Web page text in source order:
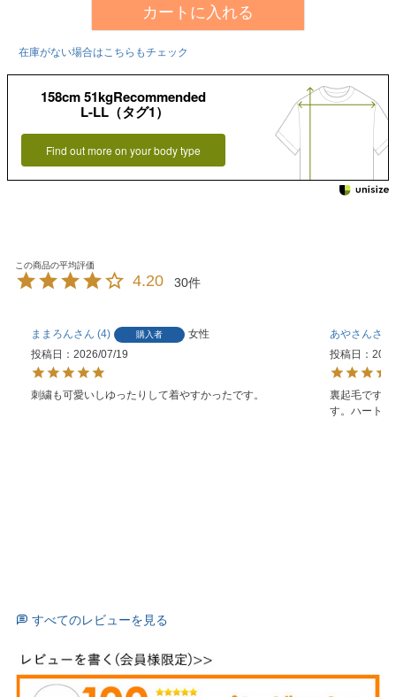
カートに入れる
在庫がない場合はこちらもチェック
158cm 51kgRecommended
L-LL（タグ1）
Find out more on your body type
4.20 30
ままろん 4 購入者
女性
投稿日
2026/07/19
刺繍も可愛いしゆったりして着やすかったです。
あやさん
投稿日
裏起毛です
す。ハート
すべてのレビューを見る